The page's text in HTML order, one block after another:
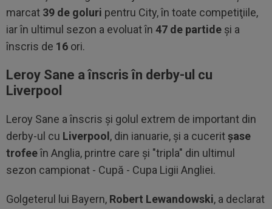
marcat 39 de goluri pentru City, în toate competiţiile,
iar în ultimul sezon a evoluat în 47 de partide şi a
înscris de 16 ori.
Leroy Sane a înscris în derby-ul cu
Liverpool
Leroy Sane a înscris şi golul extrem de important din
derby-ul cu Liverpool , din ianuarie, şi a cuceritşase
trofeeîn Anglia, printre care şi "tripla" din ultimul
sezon campionat - Cupă - Cupa Ligii Angliei.
Golgeterul lui Bayern, Robert Lewandowski, a declarat